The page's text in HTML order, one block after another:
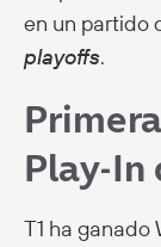
en un partido
playoffs.
Play-In
T1 ha ganado